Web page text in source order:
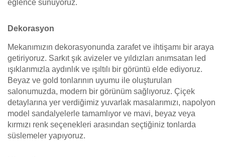
eğlence sunuyoruz.
Dekorasyon
Mekanımızın dekorasyonunda zarafet ve ihtişamı bir araya
getiriyoruz. Sarkıt şık avizeler ve yıldızları anımsatan led
ışıklarımızla aydınlık ve ışıltılı bir görüntü elde ediyoruz.
Beyaz ve gold tonlarının uyumu ile oluşturulan
salonumuzda, modern bir görünüm sağlıyoruz. Çiçek
detaylarına yer verdiğimiz yuvarlak masalarımızı, napolyon
model sandalyelerle tamamlıyor ve mavi, beyaz veya
kırmızı renk seçenekleri arasından seçtiğiniz tonlarda
süslemeler yapıyoruz.